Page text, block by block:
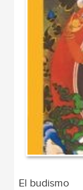
El budismo